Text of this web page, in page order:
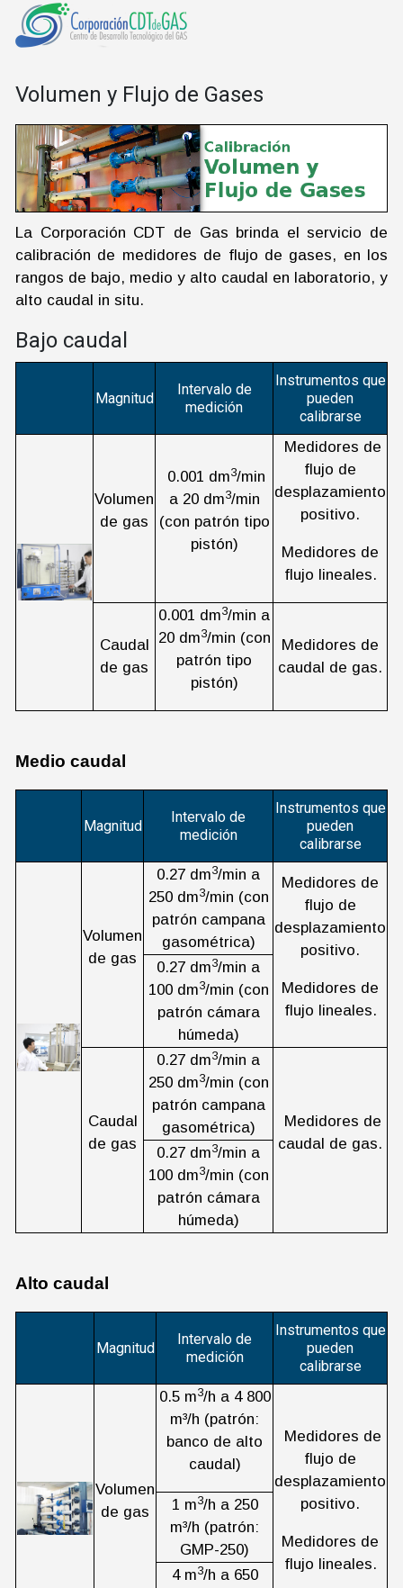
Volumen y Flujo de Gases
La Corporación CDT de Gas brinda el servicio de
calibración de medidores de flujo de gases, en los
rangos de bajo, medio y alto caudal en laboratorio, y
alto caudal in situ.
Bajo caudal
Magnitud
Intervalo de
medición
Instrumentos que
pueden
calibrarse
Volumen
de gas
0.001 dm3/min
a 20 dm3/min
(con patrón tipo
pistón)
Medidores de
flujo de
desplazamiento
positivo.
Medidores de
flujo lineales.
Caudal
de gas
0.001 dm3/min a
20 dm3/min (con
patrón tipo
pistón)
Medidores de
caudal de gas.
Medio caudal
Magnitud
Intervalo de
medición
Instrumentos que
pueden
calibrarse
Volumen
de gas
0.27 dm3/min a
250 dm3/min (con
patrón campana
gasométrica)
Medidores de
flujo de
desplazamiento
positivo.
Medidores de
flujo lineales.
0.27 dm3/min a
100 dm3/min (con
patrón cámara
húmeda)
Caudal
de gas
0.27 dm3/min a
250 dm3/min (con
patrón campana
gasométrica)
Medidores de
caudal de gas.
0.27 dm3/min a
100 dm3/min (con
patrón cámara
húmeda)
Alto caudal
Magnitud
Intervalo de
medición
Instrumentos que
pueden
calibrarse
Volumen
de gas
0.5 m3/h a 4 800
m³/h (patrón:
banco de alto
caudal)
Medidores de
flujo de
desplazamiento
positivo.
Medidores de
flujo lineales.
1 m3/h a 250
m³/h (patrón:
GMP-250)
4 m3/h a 650